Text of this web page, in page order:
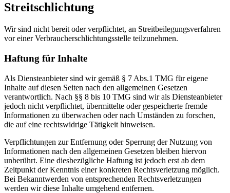
Streitschlichtung
Wir sind nicht bereit oder verpflichtet, an Streitbeilegungsverfahren
vor einer Verbraucherschlichtungsstelle teilzunehmen.
Haftung für Inhalte
Als Diensteanbieter sind wir gemäß § 7 Abs.1 TMG für eigene
Inhalte auf diesen Seiten nach den allgemeinen Gesetzen
verantwortlich. Nach §§ 8 bis 10 TMG sind wir als Diensteanbieter
jedoch nicht verpflichtet, übermittelte oder gespeicherte fremde
Informationen zu überwachen oder nach Umständen zu forschen,
die auf eine rechtswidrige Tätigkeit hinweisen.
Verpflichtungen zur Entfernung oder Sperrung der Nutzung von
Informationen nach den allgemeinen Gesetzen bleiben hiervon
unberührt. Eine diesbezügliche Haftung ist jedoch erst ab dem
Zeitpunkt der Kenntnis einer konkreten Rechtsverletzung möglich.
Bei Bekanntwerden von entsprechenden Rechtsverletzungen
werden wir diese Inhalte umgehend entfernen.